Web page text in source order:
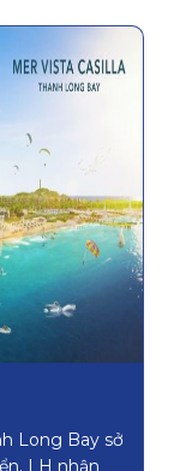
Long Bay sở
LH nhận